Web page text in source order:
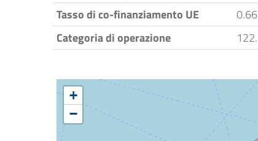
Tasso di co-finanziamento UE
Categoria di operazione
+
−